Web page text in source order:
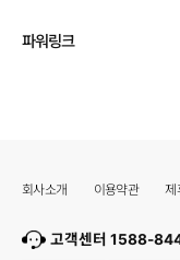
파워링크
회사소개 이용약관 제
고객센터 1588-